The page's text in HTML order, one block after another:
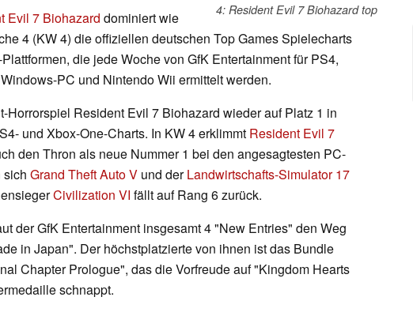
4: Resident Evil 7 Biohazard top
Evil 7 Biohazard dominiert wie
4 (KW 4) die offiziellen deutschen Top Games Spielecharts
die jede Woche von GfK Entertainment für PS4,
PC und Nintendo Wii ermittelt werden.
Horrorspiel Resident Evil 7 Biohazard wieder auf Platz 1 in
und Xbox-One-Charts. In KW 4 erklimmt Resident Evil 7
den Thron als neue Nummer 1 bei den angesagtesten PC-
sich Grand Theft Auto V und derLandwirtschafts-Simulator 17
Civilization VI fällt auf Rang 6 zurück.
der GfK Entertainment insgesamt 4 "New Entries" den Weg
in Japan". Der höchstplatzierte von ihnen ist das Bundle
Chapter Prologue", das die Vorfreude auf "Kingdom Hearts
schnappt.